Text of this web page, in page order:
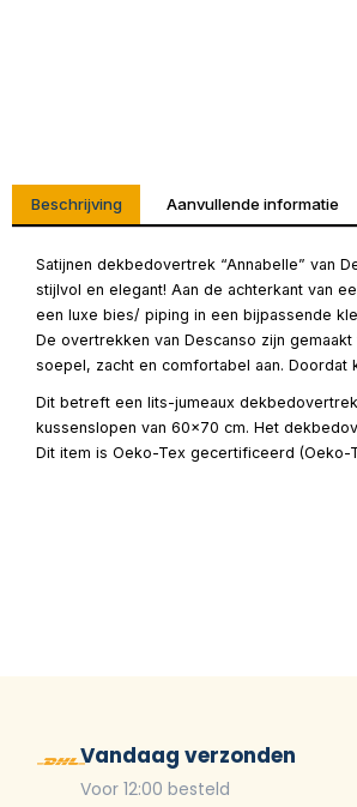
Beschrijving Aanvullende informatie
Satijnen dekbedovertrek “Annabelle” van
stijlvol en elegant! Aan de achterkant van
een luxe bies/ piping in een bijpassende
De overtrekken van Descanso zijn
soepel, zacht en comfortabel aan.
Dit betreft een lits-jumeaux
kussenslopen van 60×70 cm. Het
Dit item is Oeko-Tex gecertificeerd (Oeko-
Vandaag verzonden
Voor 12:00 besteld